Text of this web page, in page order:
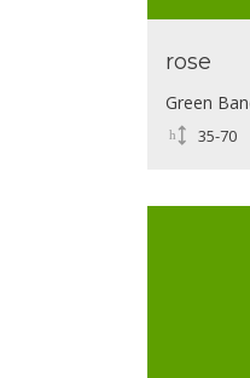
rose
Green
35-70